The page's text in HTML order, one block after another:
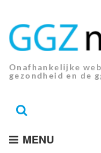
inhoud.
Onafhankelijke
gezondheid en de
MENU